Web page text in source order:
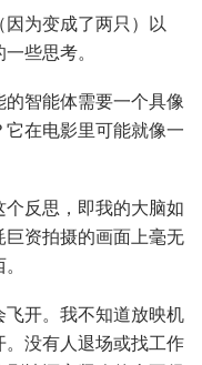
为变成了两只）以
些思考。
智能体需要一个具像
在电影里可能就像一
反思，即我的大脑如
资拍摄的画面上毫无
开。我不知道放映机
没有人退场或找工作